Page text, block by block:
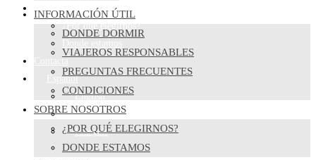
Sobre nosotros
Español
English
Català
Français
INFORMACIÓN ÚTIL
DONDE DORMIR
VIAJEROS RESPONSABLES
PREGUNTAS FRECUENTES
CONDICIONES
SOBRE NOSOTROS
¿POR QUÉ ELEGIRNOS?
DONDE ESTAMOS